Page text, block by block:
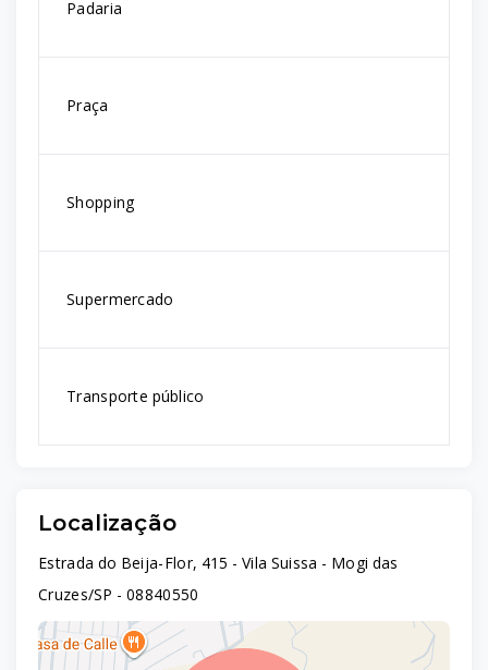
Padaria
Praça
Shopping
Supermercado
Transporte público
Localização
Estrada do Beija-Flor, 415 - Vila Suissa - Mogi das
Cruzes/SP - 08840550